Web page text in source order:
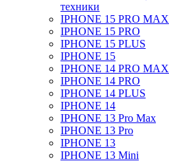
техники
IPHONE 15 PRO MAX
IPHONE 15 PRO
IPHONE 15 PLUS
IPHONE 15
IPHONE 14 PRO MAX
IPHONE 14 PRO
IPHONE 14 PLUS
IPHONE 14
IPHONE 13 Pro Max
IPHONE 13 Pro
IPHONE 13
IPHONE 13 Mini